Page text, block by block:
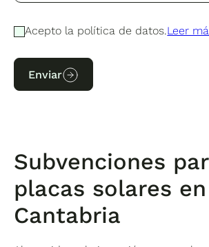
Acepto la política de datos.Leer
Enviar
Subvenciones
placas solares en
Cantabria